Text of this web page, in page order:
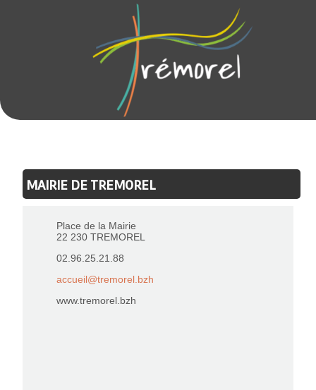
MAIRIE DE TREMOREL
Place de la Mairie
22 230 TREMOREL
02.96.25.21.88
accueil@tremorel.bzh
www.tremorel.bzh